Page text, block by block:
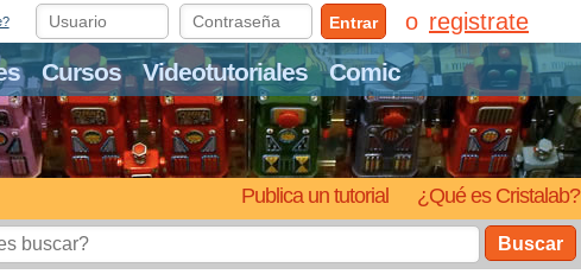
Cursos Videotutoriales Comic
Publica un tutorial ¿Qué es Cristalab?
Entrar registrate
Buscar